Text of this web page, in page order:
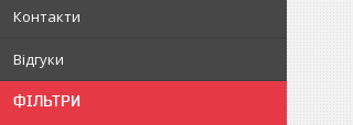
Контакти
Відгуки
ФІЛЬТРИ